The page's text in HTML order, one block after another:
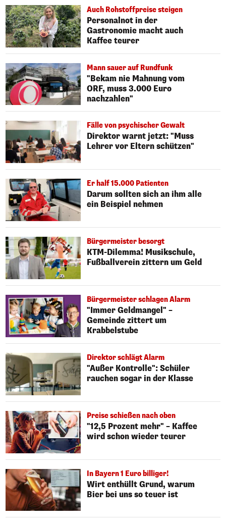
Auch Rohstoffpreise steigen
Personalnot in der
Gastronomie macht auch
Kaffee teurer
Mann sauer auf Rundfunk
"Bekam nie Mahnung vom
ORF, muss 3.000 Euro
nachzahlen"
Fälle von psychischer Gewalt
Direktor warnt jetzt: "Muss
Lehrer vor Eltern schützen"
Er half 15.000 Patienten
Darum sollten sich an ihm alle
ein Beispiel nehmen
Bürgermeister besorgt
KTM-Dilemma! Musikschule,
Fußballverein zittern um Geld
Bürgermeister schlagen Alarm
"Immer Geldmangel" –
Gemeinde zittert um
Krabbelstube
Direktor schlägt Alarm
"Außer Kontrolle": Schüler
rauchen sogar in der Klasse
Preise schießen nach oben
"12,5 Prozent mehr" – Kaffee
wird schon wieder teurer
In Bayern 1 Euro billiger!
Wirt enthüllt Grund, warum
Bier bei uns so teuer ist